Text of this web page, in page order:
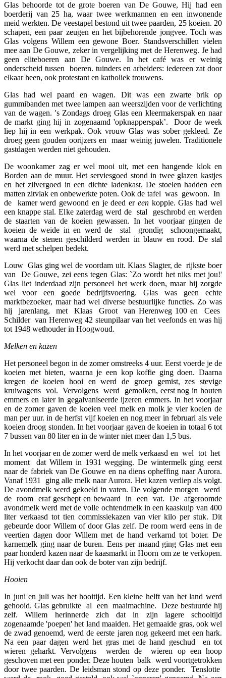
Glas behoorde tot de grote boeren van De Gouwe, Hij had een
boerderij van 25 ha, waar twee werkmannen en een inwonende
meid werkten. De veestapel bestond uit twee paarden, 25 koeien. 20
schapen, een paar zeugen en het bijbehorende jongvee. Toch was
Glas volgens Willem een gewone Boer. Standsverschillen vielen
mee aan De Gouwe, zeker in vergelijking met de Herenweg. Je had
geen eliteboeren aan De Gouwe. In het café was er weinig
onderscheid tussen boeren. tuinders en arbeiders: iedereen zat door
elkaar heen, ook protestant en katholiek trouwens.
Glas had wel paard en wagen. Dit was een zwarte brik op
gummibanden met twee lampen aan weerszijden voor de verlichting
van de wagen. 's Zondags droeg Glas een kleermakerspak en naar
de markt ging hij in zogenaamd 'opknapperspak’. Door de week
liep hij in een werkpak. Ook vrouw Glas was sober gekleed. Ze
droeg geen gouden oorijzers en maar weinig juwelen. Traditionele
gastdagen werden niet gehouden.
De woonkamer zag er wel mooi uit, met een hangende klok en
Borden aan de muur. Het serviesgoed stond in twee glazen kastjes
en het zilvergoed in een dichte ladenkast. De stoelen hadden een
matten zitvlak en onbewerkte poten. Ook de tafel was gewoon. In
de kamer werd gewoond en je deed er een koppie. Glas had wel
een knappe stal. Elke zaterdag werd de stal geschrobd en werden
de staarten van de koeien gewassen. In het voorjaar gingen de
koeien de weide in en werd de stal grondig schoongemaakt,
waarna de stenen geschilderd werden in blauw en rood. De stal
werd met schelpen bedekt.
Louw Glas ging wel de voordam uit. Klaas Slagter, de rijkste boer
van De Gouwe, zei eens tegen Glas: `Zo wordt het niks met jou!'
Glas liet inderdaad zijn personeel het werk doen, maar hij zorgde
wel voor een goede bedrijfsvoering. Glas was geen echte
marktbezoeker, maar had wel diverse bestuurlijke functies. Zo was
hij jarenlang, met Klaas Groot van Herenweg 100 en Cees
Schilder van Herenweg 42 steunpilaar van het veefonds en was hij
tot 1948 wethouder in Hoogwoud.
Melken en kazen
Het personeel begon in de zomer omstreeks 4 uur. Eerst voerde je de
koeien met bieten, waarna je een kop koffie ging doen. Daarna
kregen de koeien hooi en werd de groep gemist, zes stevige
kruiwagens vol. Vervolgens werd gemolken, eerst nog in houten
emmers en later in gegalvaniseerde ijzeren emmers. In het voorjaar
en de zomer gaven de koeien veel melk en molk je vier koeien de
man per uur. in de herfst vijf koeien en nog meer in februari als vele
koeien droog stonden. In het voorjaar gaven de koeien in totaal 6 tot
7 bussen van 80 liter en in de winter niet meer dan 1,5 bus.
In het voorjaar en de zomer werd de melk verkaasd en wel tot het
moment dat Willem in 1931 wegging. De wintermelk ging eerst
naar de fabriek van De Gouwe en na diens opheffing naar Aurora.
Vanaf 1931 ging alle melk naar Aurora. Het kazen verliep als volgt.
De avondmelk werd gekoeld in vaten. De volgende morgen werd
de room eraf geschept en bewaard in een vat. De afgeroomde
avondmelk werd met de volle ochtendmelk in een kaaskuip van 400
liter verkaasd tot tien commissiekazen van vier kilo per stuk. Dit
gebeurde door Willem of door Glas zelf. De room werd eens in de
veertien dagen door Willem met de hand verkarnd tot boter. De
karnemelk ging naar de buren. Eens per maand ging Glas met een
paar honderd kazen naar de kaasmarkt in Hoorn om ze te verkopen.
Hij verkocht daar dan ook de boter van zijn bedrijf.
Hooien
In juni en juli was het hooitijd. Een kleine helft van het land werd
gehooid. Glas gebruikte al een maaimachine. Deze bestuurde hij
zelf. Willem herinnerde zich dat in zijn lagere schooltijd
zogenaamde 'poepen' het land maaiden. Het gemaaide gras, ook wel
de zwad genoemd, werd de eerste jaren nog gekeerd met een hark.
Na een paar dagen werd het gras met de hand geschud en tot
wieren geharkt. Vervolgens werden de wieren op een hoop
geschoven met een ponder. Deze houten balk werd voortgetrokken
door twee paarden. De leidsman stond op deze ponder. Tenslotte